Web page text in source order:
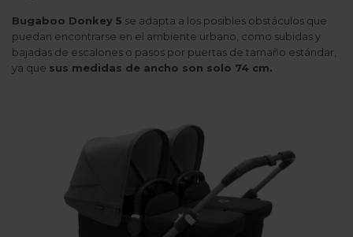
Bugaboo Donkey 5 se adapta a los posibles obstáculos que
puedan encontrarse en el ambiente urbano, como subidas y
bajadas de escalones o pasos por puertas de tamaño estándar,
ya que sus medidas de ancho son solo 74 cm.